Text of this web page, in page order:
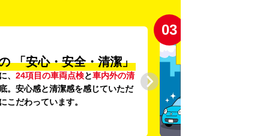
「安心・安全・清潔」
、 24項目の車両点検と車内外の清
。安心感と清潔感を感じていただ
こだわっています。
03